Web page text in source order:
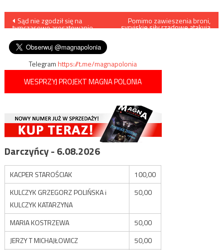
Nawigacja
wpisu
Sąd nie zgodził się na
tymczasowe aresztowanie
Pomimo zawieszenia broni,
syryjskie siły rządowe atakują
Telegramhttps://t.me/magnapolonia
WESPRZYJ PROJEKT MAGNA POLONIA
Darczyńcy - 6.08.2026
KACPER STAROŚCIAK
100,00
KULCZYK GRZEGORZ POLIŃSKA i
KULCZYK KATARZYNA
50,00
MARIA KOSTRZEWA
50,00
JERZY T MICHAJŁOWICZ
50,00